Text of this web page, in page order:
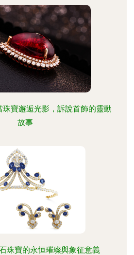
寶邂逅光影，訴說首飾的靈動
故事
珠寶的永恒璀璨與象征意義